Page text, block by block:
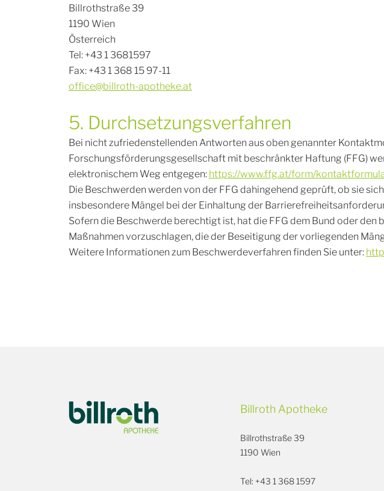
Billrothstraße 39
1190 Wien
Österreich
Tel: +43 1 3681597
Fax: +43 1 368 15 97-11
office@billroth-apotheke.at
5. Durchsetzungsverfahren
Bei nicht zufriedenstellenden Antworten aus oben genannter
Forschungsförderungsgesellschaft mit beschränkter Haftung (FFG)
elektronischem Weg entgegen: https://www.ffg.at/form/
Die Beschwerden werden von der FFG dahingehend geprüft, ob sie
insbesondere Mängel bei der Einhaltung der
Sofern die Beschwerde berechtigt ist, hat die FFG dem Bund oder
Maßnahmen vorzuschlagen, die der Beseitigung der vorliegenden
Weitere Informationen zum Beschwerdeverfahren finden Sie unter:
Billroth Apotheke
Billrothstraße 39
1190 Wien
Tel: +43 1 368 1597